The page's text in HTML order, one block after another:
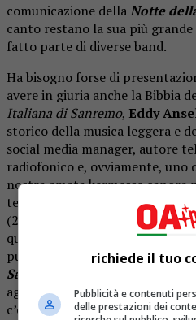
comunicazione dellaNotte
canto restano la sua più
fatto parte di diverse band.
Ha bisogno forse di
avere in giuria anche la Bibbia
Italiana di Sanremo, Eddy
storico della musica leggera e
social media manager, autore
radiofonico e, ovviamente, uno
nostra amata kermesse canora
testi
“Almanacco illustrato
(2009) e di
“Sanremo 1951-
questi giorni, esattamente il 14
pubblicato per De Agostini il
Sanremo”
aggiornamenti della edizioni dal
c’è da sapere sulFestival di
richiede il tuo
Pubblicità e contenuti
delle prestazioni dei